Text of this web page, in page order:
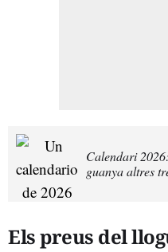
Calendari
guanya altres
Els preus del